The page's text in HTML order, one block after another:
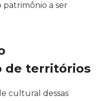
a ser
de territórios
cultural dessas